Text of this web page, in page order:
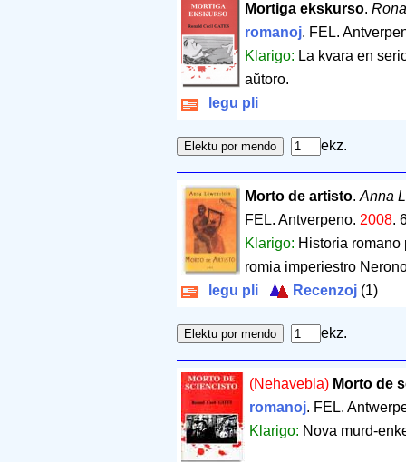
Mortiga ekskurso.
romanoj. FEL.
Klarigo: La kvara en
aŭtoro.
legu pli
ekz.
Morto de artisto. Anna
FEL. Antverpeno. 2008.
Klarigo: Historia
romia imperiestro
legu pli
Recenzoj (1)
ekz.
(Nehavebla) Morto de
romanoj. FEL.
Klarigo: Nova murd-